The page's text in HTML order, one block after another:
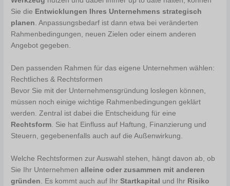
Sie die Entwicklungen Ihres Unternehmens strategisch
planen. Anpassungsbedarf ist dann etwa bei veränderten
Rahmenbedingungen, neuen Zielen oder einem anderen
Angebot gegeben.
Den passenden Rahmen für das eigene Unternehmen wählen:
Rechtliches & Rechtsformen
Bevor Sie mit der Unternehmensgründung loslegen können,
müssen noch einige wichtige Rahmenbedingungen geklärt
werden. Zentral ist dabei die Entscheidung für eine
Rechtsform. Sie hat Einfluss auf Haftung, Finanzierung und
Steuern, gegebenenfalls auch auf die Außenwirkung.
Welche Rechtsformen zur Auswahl stehen, hängt davon ab, ob
Sie Ihr Unternehmenalleine oder zusammen mit anderen
gründen. Es kommt auch auf IhrStartkapital und Ihr Risiko